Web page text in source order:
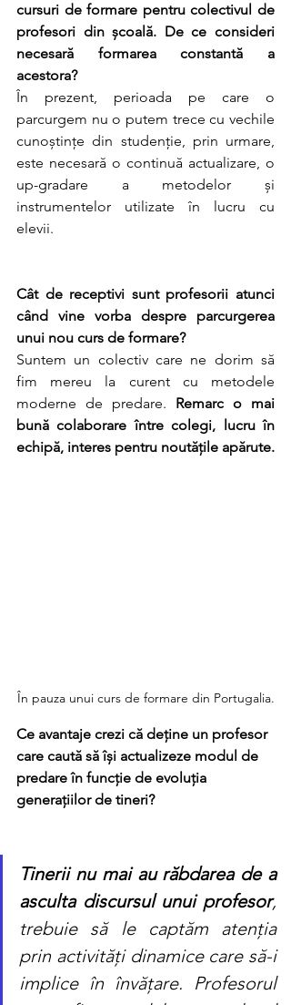
cursuri de formare pentru colectivul de
profesori din școală. De ce consideri
necesară formarea constantă a
acestora?
În prezent, perioada pe care o
parcurgem nu o putem trece cu vechile
cunoștințe din studenție, prin urmare,
este necesară o continuă actualizare, o
up-gradare a metodelor și
instrumentelor utilizate în lucru cu
elevii.
Cât de receptivi sunt profesorii atunci
când vine vorba despre parcurgerea
unui nou curs de formare?
Suntem un colectiv care ne dorim să
fim mereu la curent cu metodele
moderne de predare. Remarc o mai
bună colaborare între colegi, lucru în
echipă, interes pentru noutățile apărute.
În pauza unui curs de formare din Portugalia.
Ce avantaje crezi că deține un profesor
care caută să își actualizeze modul de
predare în funcție de evoluția
generațiilor de tineri?
Tinerii nu mai au răbdarea de a
asculta discursul unui profesor,
trebuie să le captăm atenția
prin activități dinamice care să-i
implice în învățare. Profesorul